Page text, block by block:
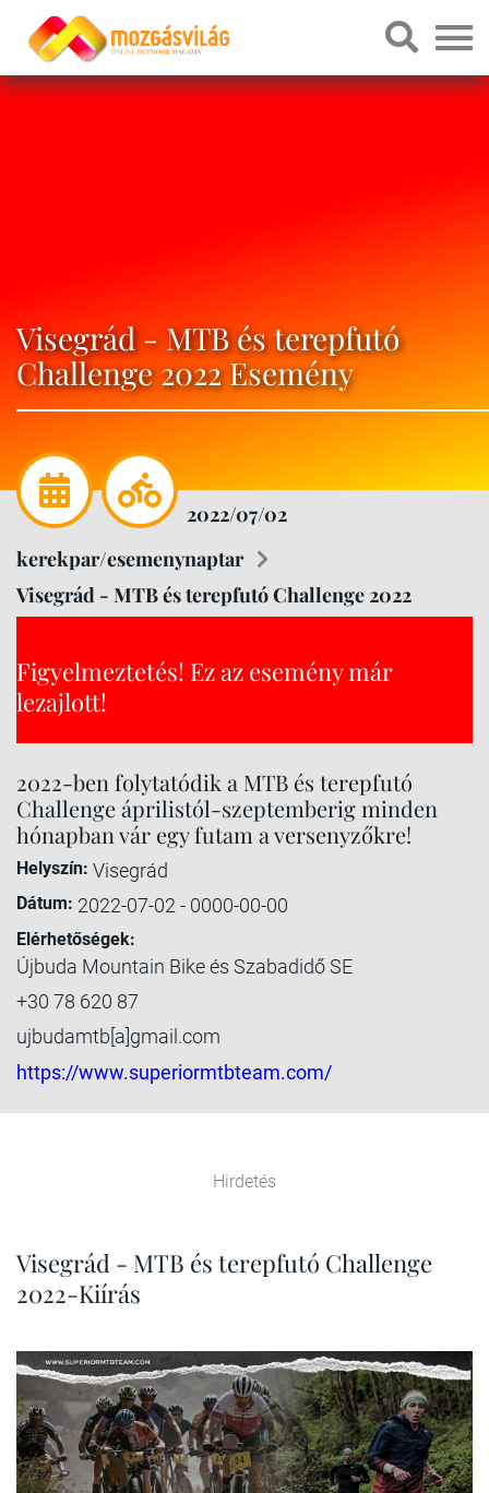
Visegrád - MTB és terepfutó
Challenge 2022 Esemény
2022/07/02
kerekpar/esemenynaptar
Visegrád - MTB és terepfutó Challenge 2022
Figyelmeztetés! Ez az esemény már
lezajlott!
2022-ben folytatódik a MTB és terepfutó
Challenge áprilistól-szeptemberig minden
hónapban vár egy futam a versenyzőkre!
Helyszín: Visegrád
Dátum: 2022-07-02 - 0000-00-00
Elérhetőségek:
Újbuda Mountain Bike és Szabadidő SE
+30 78 620 87
ujbudamtb[a]gmail.com
https://www.superiormtbteam.com/
Hirdetés
Visegrád - MTB és terepfutó Challenge
2022-Kiírás